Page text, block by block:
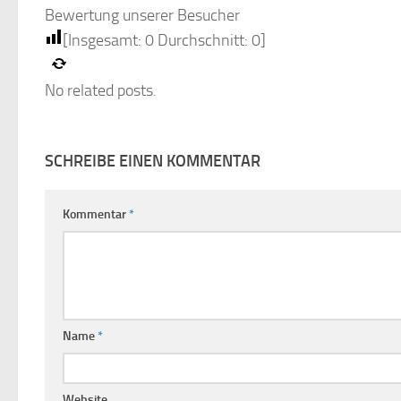
Bewertung unserer Besucher
[Insgesamt: 0 Durchschnitt: 0]
No related posts.
SCHREIBE EINEN KOMMENTAR
Kommentar*
Name*